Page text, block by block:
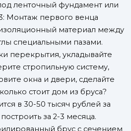
ленточный фундамент или
Монтаж первого венца
материал между
специальными пазами.
перекрытия, укладывайте
стропильную систему,
окна и двери, сделайте
стоит дом из бруса?
в 30-50 тысяч рублей за
за 2-3 месяца.
брус с сечением